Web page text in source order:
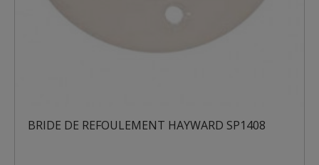
BRIDE DE REFOULEMENT HAYWARD SP1408